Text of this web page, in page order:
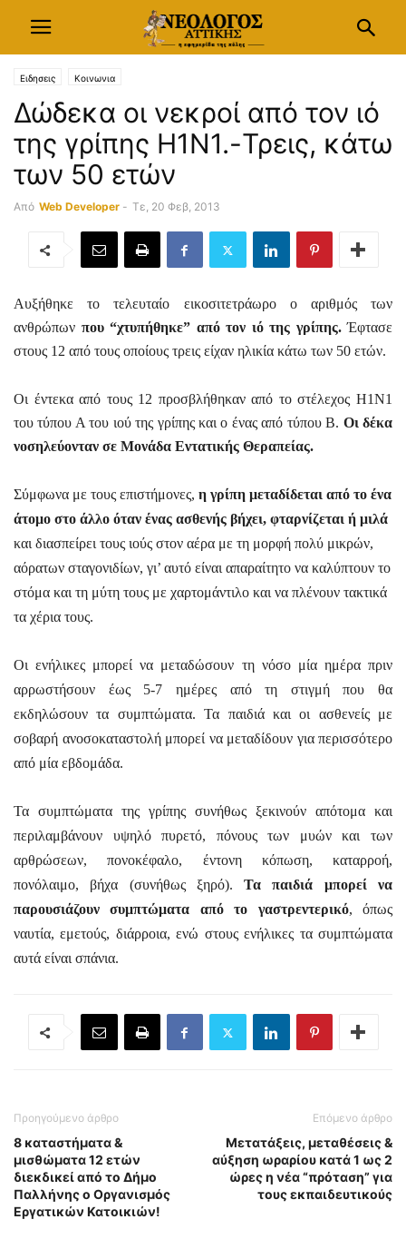
Ειδησεις Κοινωνια
Δώδεκα οι νεκροί από τον ιό
της γρίπης H1N1.-Τρεις, κάτω
των 50 ετών
Από Web Developer - Τε, 20 Φεβ, 2013
Αυξήθηκε το τελευταίο εικοσιτετράωρο ο αριθμός των
ανθρώπων που “χτυπήθηκε” από τον ιό της γρίπης.Έφτασε
στους 12 από τους οποίους τρεις είχαν ηλικία κάτω των 50 ετών.
Οι έντεκα από τους 12 προσβλήθηκαν από το στέλεχος Η1Ν1
του τύπου Α του ιού της γρίπης και ο ένας από τύπου Β. Οι δέκα
νοσηλεύονταν σε Μονάδα Εντατικής Θεραπείας.
Σύμφωνα με τους επιστήμονες, η γρίπη μεταδίδεται από το ένα
άτομο στο άλλο όταν ένας ασθενής βήχει, φταρνίζεται ή μιλά
και διασπείρει τους ιούς στον αέρα με τη μορφή πολύ μικρών,
αόρατων σταγονιδίων, γι’ αυτό είναι απαραίτητο να καλύπτουν το
στόμα και τη μύτη τους με χαρτομάντιλο και να πλένουν τακτικά
τα χέρια τους.
Οι ενήλικες μπορεί να μεταδώσουν τη νόσο μία ημέρα πριν
αρρωστήσουν έως 5-7 ημέρες από τη στιγμή που θα
εκδηλώσουν τα συμπτώματα. Τα παιδιά και οι ασθενείς με
σοβαρή ανοσοκαταστολή μπορεί να μεταδίδουν για περισσότερο
από μία εβδομάδα.
Τα συμπτώματα της γρίπης συνήθως ξεκινούν απότομα και
περιλαμβάνουν υψηλό πυρετό, πόνους των μυών και των
αρθρώσεων, πονοκέφαλο, έντονη κόπωση, καταρροή,
πονόλαιμο, βήχα (συνήθως ξηρό).Τα παιδιά μπορεί να
παρουσιάζουν συμπτώματα από το γαστρεντερικό, όπως
ναυτία, εμετούς, διάρροια, ενώ στους ενήλικες τα συμπτώματα
αυτά είναι σπάνια.
Προηγούμενο άρθρο
8 καταστήματα &
μισθώματα 12 ετών
διεκδικεί από το Δήμο
Παλλήνης ο Οργανισμός
Εργατικών Κατοικιών!
Επόμενο άρθρο
Μετατάξεις, μεταθέσεις &
αύξηση ωραρίου κατά 1 ως 2
ώρες η νέα “πρόταση” για
τους εκπαιδευτικούς